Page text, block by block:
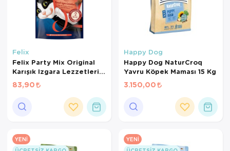
Felix
Felix Party Mix Original
Karışık Izgara Lezzetleri
Kedi Ödül Maması 60 Gr
83,90
Happy Dog
Happy Dog NaturCroq
Yavru Köpek Maması 15 Kg
3.150,00
YENI
YENI